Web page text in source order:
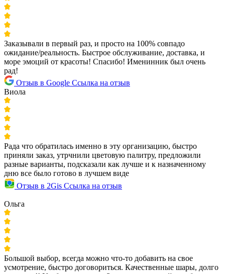
Заказывали в первый раз, и просто на 100% совпадо
ожидание/реальность. Быстрое обслуживание, доставка, и
море эмоций от красоты! Спасибо! Именинник был очень
рад!
Отзыв в Google Ссылка на отзыв
Виола
Рада что обратилась именно в эту организацию, быстро
приняли заказ, утрчнили цветовую палитру, предложили
разные варианты, подсказали как лучше и к назначенному
дню все было готово в лучшем виде
Отзыв в 2Gis Ссылка на отзыв
Ольга
Большой выбор, всегда можно что-то добавить на свое
усмотрение, быстро договориться. Качественные шары, долго